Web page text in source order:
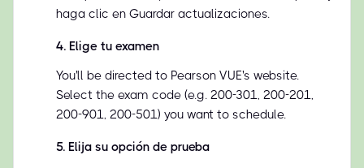
haga clic en Guardar actualizaciones.
4. Elige tu examen
You'll be directed to Pearson VUE's website.
Select the exam code (e.g. 200-301, 200-201,
200-901, 200-501) you want to schedule.
5. Elija su opción de prueba